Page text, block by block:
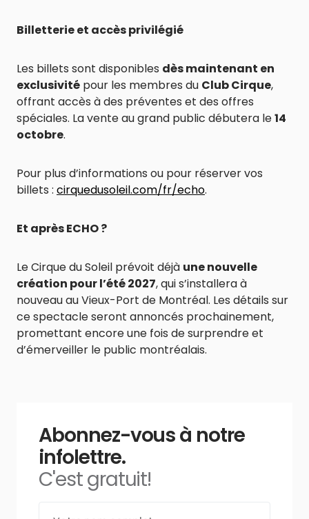
Billetterie et accès privilégié
Les billets sont disponibles dès maintenant en
exclusivité pour les membres du Club Cirque,
offrant accès à des préventes et des offres
spéciales. La vente au grand public débutera le14
octobre.
Pour plus d’informations ou pour réserver vos
billets : cirquedusoleil.com/fr/echo.
Et après ECHO ?
Le Cirque du Soleil prévoit déjà une nouvelle
création pour l’été 2027, qui s’installera à
nouveau au Vieux-Port de Montréal. Les détails sur
ce spectacle seront annoncés prochainement,
promettant encore une fois de surprendre et
d’émerveiller le public montréalais.
Abonnez-vous à notre
infolettre.
C'est gratuit!